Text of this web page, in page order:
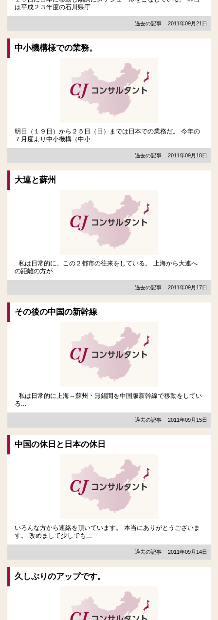
は平成２３年度の石川県庁...
過去の記事 2011年09月21日
中小機構様での業務。
明日（１９日）から２５日（日）までは日本での業務だ。 今年の
７月度より中小機構（中小...
過去の記事 2011年09月18日
大連と蘇州
私は日常的に、この２都市の往来をしている。 上海から大連へ
の距離の方が...
過去の記事 2011年09月17日
その後の中国の新幹線
私は日常的に上海⇔蘇州・無錫間を中国版新幹線で移動をしてい
る...
過去の記事 2011年09月15日
中国の休日と日本の休日
いろんな方から連絡を頂いています。 本当にありがとうございま
す。 改めまして少しでも...
過去の記事 2011年09月14日
久しぶりのアップです。